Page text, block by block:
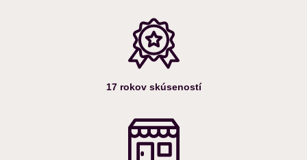
17 rokov skúseností